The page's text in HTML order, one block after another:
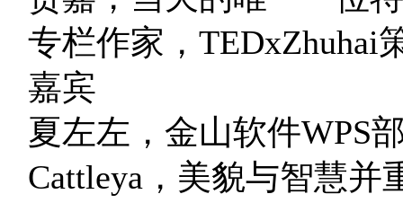
专栏作家，TEDxZhuhai
嘉宾
夏左左，金山软件WPS
Cattleya，美貌与智慧